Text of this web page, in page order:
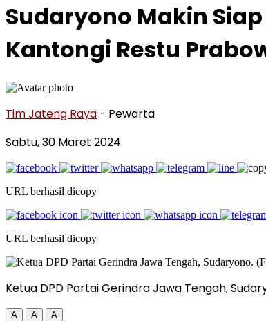
Sudaryono Makin
Kantongi Restu
Tim Jateng Raya - Pewarta
Sabtu, 30 Maret 2024
URL berhasil dicopy
URL berhasil dicopy
Ketua DPD Partai Gerindra Jawa Tengah,
A A A